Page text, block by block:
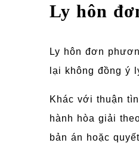
Ly hôn
Ly hôn đơn
lại không đồng ý
Khác với thuận
hành hòa giải
bản án hoặc